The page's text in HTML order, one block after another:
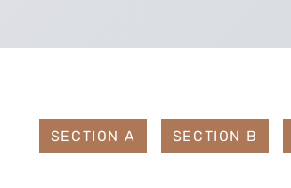
SECTION A SECTION B